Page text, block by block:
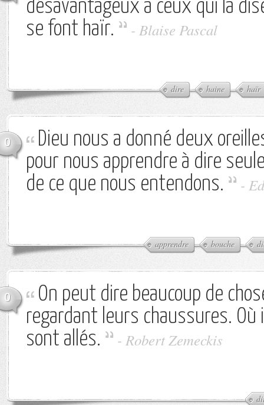
désavantageux à ceux qui la
se font haïr.
- Blaise Pascal
dire haine haïr
0
Dieu nous a donné deux
pour nous apprendre à dire
de ce que nous entendons.
-
apprendre bouche
0
On peut dire beaucoup de
regardant leurs chaussures. Où
sont allés.
- Robert Zemeckis